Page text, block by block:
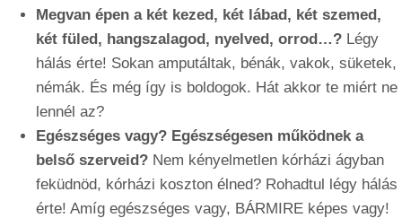
Megvan épen a két kezed, két lábad, két szemed,
két füled, hangszalagod, nyelved, orrod…? Légy
hálás érte! Sokan amputáltak, bénák, vakok, süketek,
némák. És még így is boldogok. Hát akkor te miért ne
lennél az?
Egészséges vagy? Egészségesen működnek a
belső szerveid? Nem kényelmetlen kórházi ágyban
feküdnöd, kórházi koszton élned? Rohadtul légy hálás
érte! Amíg egészséges vagy, BÁRMIRE képes vagy!